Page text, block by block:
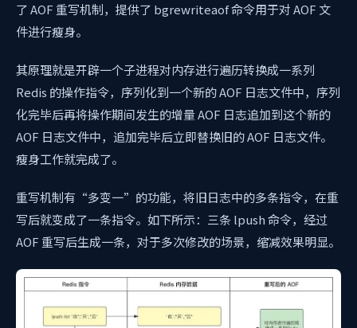
了 AOF 重写机制，提供了 bgrewriteaof 命令用于对 AOF 文
件进行瘦身。
其原理就是开辟一个子进程对内存进行遍历转换成一系列
Redis 的操作指令，序列化到一个新的 AOF 日志文件中，序列
化完毕后再将操作期间发生的增量 AOF 日志追加到这个新的
AOF 日志文件中，追加完毕后立即替换旧的 AOF 日志文件。
瘦身工作就完成了。
重写机制有“多变一”的功能，将旧日志中的多条指令，在重
写后就变成了一条指令。如下所示：三条 lpush 命令，经过
AOF 重写后生成一条，对于多次修改的场景，缩减效果明显。